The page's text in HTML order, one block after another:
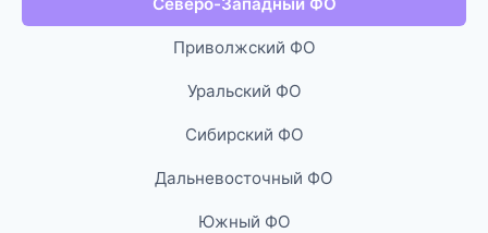
Приволжский ФО
Уральский ФО
Сибирский ФО
Дальневосточный ФО
Южный ФО